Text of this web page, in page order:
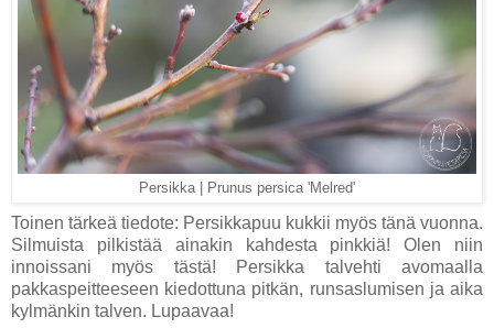
Persikka | Prunus persica 'Melred'
Toinen tärkeä tiedote: Persikkapuu kukkii myös tänä vuonna.
Silmuista pilkistää ainakin kahdesta pinkkiä! Olen niin
innoissani myös tästä! Persikka talvehti avomaalla
pakkaspeitteeseen kiedottuna pitkän, runsaslumisen ja aika
kylmänkin talven. Lupaavaa!